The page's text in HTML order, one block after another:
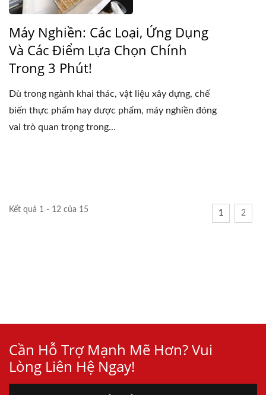
Máy Nghiền: Các Loại, Ứng Dụng
Và Các Điểm Lựa Chọn Chính
Trong 3 Phút!
Dù trong ngành khai thác, vật liệu xây dựng, chế
biến thực phẩm hay dược phẩm, máy nghiền đóng
vai trò quan trọng trong...
Kết quả 1 - 12 của 15 1 2
Cần Hỗ Trợ Mạnh Mẽ Hơn? Vui
Lòng Liên Hệ Ngay!